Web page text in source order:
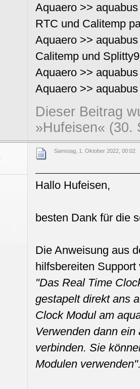
Aquaero >>
RTC und Calitemp
Aquaero >>
Calitemp und Splitty9
Aquaero >>
Aquaero >>
Dieser Beitrag
»Hufeisen« (30.
Samstag, 1. Oktober 2022, 00:02
Hallo Hufeisen,
besten Dank für die
Die Anweisung aus
hilfsbereiten
"Das Real Time
gestapelt direkt ans
Clock Modul am
Verwenden dann
verbinden. Sie
Modulen